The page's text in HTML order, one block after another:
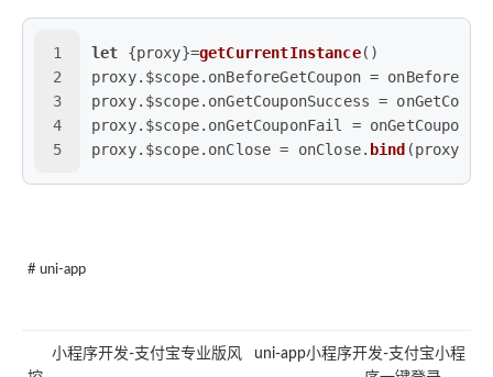
1
2
3
4
5
let {proxy}=getCurrentInstance()
proxy. $scope. onBeforeGetCoupon =
proxy. $scope. onGetCouponSuccess =
proxy. $scope. onGetCouponFail =
proxy. $scope. onClose = onClose. bind (proxy)
# uni-app
小程序开发-支付宝专业版风
uni-app小程序开发-支付宝小程